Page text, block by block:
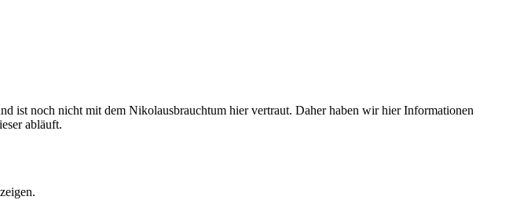
ist noch nicht mit dem Nikolausbrauchtum hier vertraut. Daher haben wir hier Informationen
abläuft.